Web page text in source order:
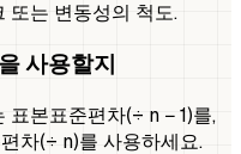
또는 변동성의 척도.
사용할지
본표준편차(÷ n − 1)를,
차(÷ n)를 사용하세요.